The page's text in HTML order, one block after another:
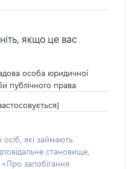
якщо це вас
особа юридичної
публічного права
які займають
становище,
«Про запобігання